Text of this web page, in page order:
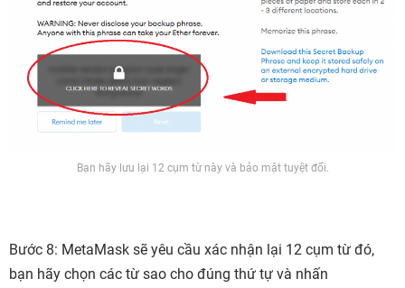
Bạn hãy lưu lại 12 cụm từ này và bảo mật tuyệt đối.
Bước 8: MetaMask sẽ yêu cầu xác nhận lại 12 cụm từ đó,
bạn hãy chọn các từ sao cho đúng thứ tự và nhấn